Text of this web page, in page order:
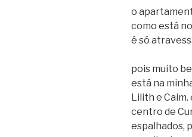
o
como está
é só
pois muito
está na
Lilith e Caim.
centro de
espalhados,